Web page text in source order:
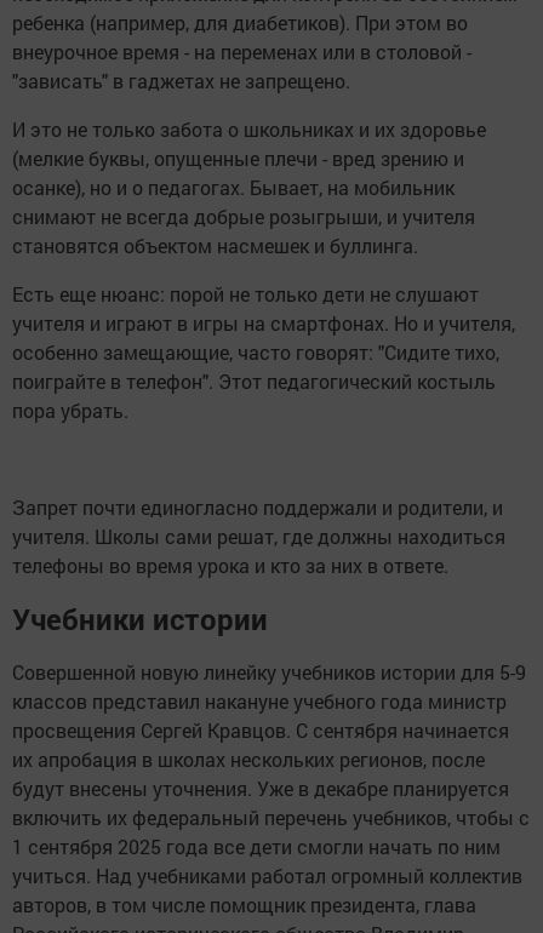
ребенка (например, для диабетиков). При этом во
внеурочное время - на переменах или в столовой -
"зависать" в гаджетах не запрещено.
И это не только забота о школьниках и их здоровье
(мелкие буквы, опущенные плечи - вред зрению и
осанке), но и о педагогах. Бывает, на мобильник
снимают не всегда добрые розыгрыши, и учителя
становятся объектом насмешек и буллинга.
Есть еще нюанс: порой не только дети не слушают
учителя и играют в игры на смартфонах. Но и учителя,
особенно замещающие, часто говорят: "Сидите тихо,
поиграйте в телефон". Этот педагогический костыль
пора убрать.
Запрет почти единогласно поддержали и родители, и
учителя. Школы сами решат, где должны находиться
телефоны во время урока и кто за них в ответе.
Учебники истории
Совершенной новую линейку учебников истории для 5-9
классов представил накануне учебного года министр
просвещения Сергей Кравцов. С сентября начинается
их апробация в школах нескольких регионов, после
будут внесены уточнения. Уже в декабре планируется
включить их федеральный перечень учебников, чтобы с
1 сентября 2025 года все дети смогли начать по ним
учиться. Над учебниками работал огромный коллектив
авторов, в том числе помощник президента, глава